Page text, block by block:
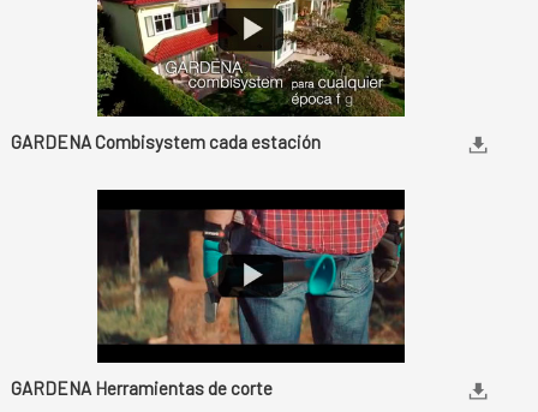
GARDENA Combisystem cada estación
GARDENA Herramientas de corte